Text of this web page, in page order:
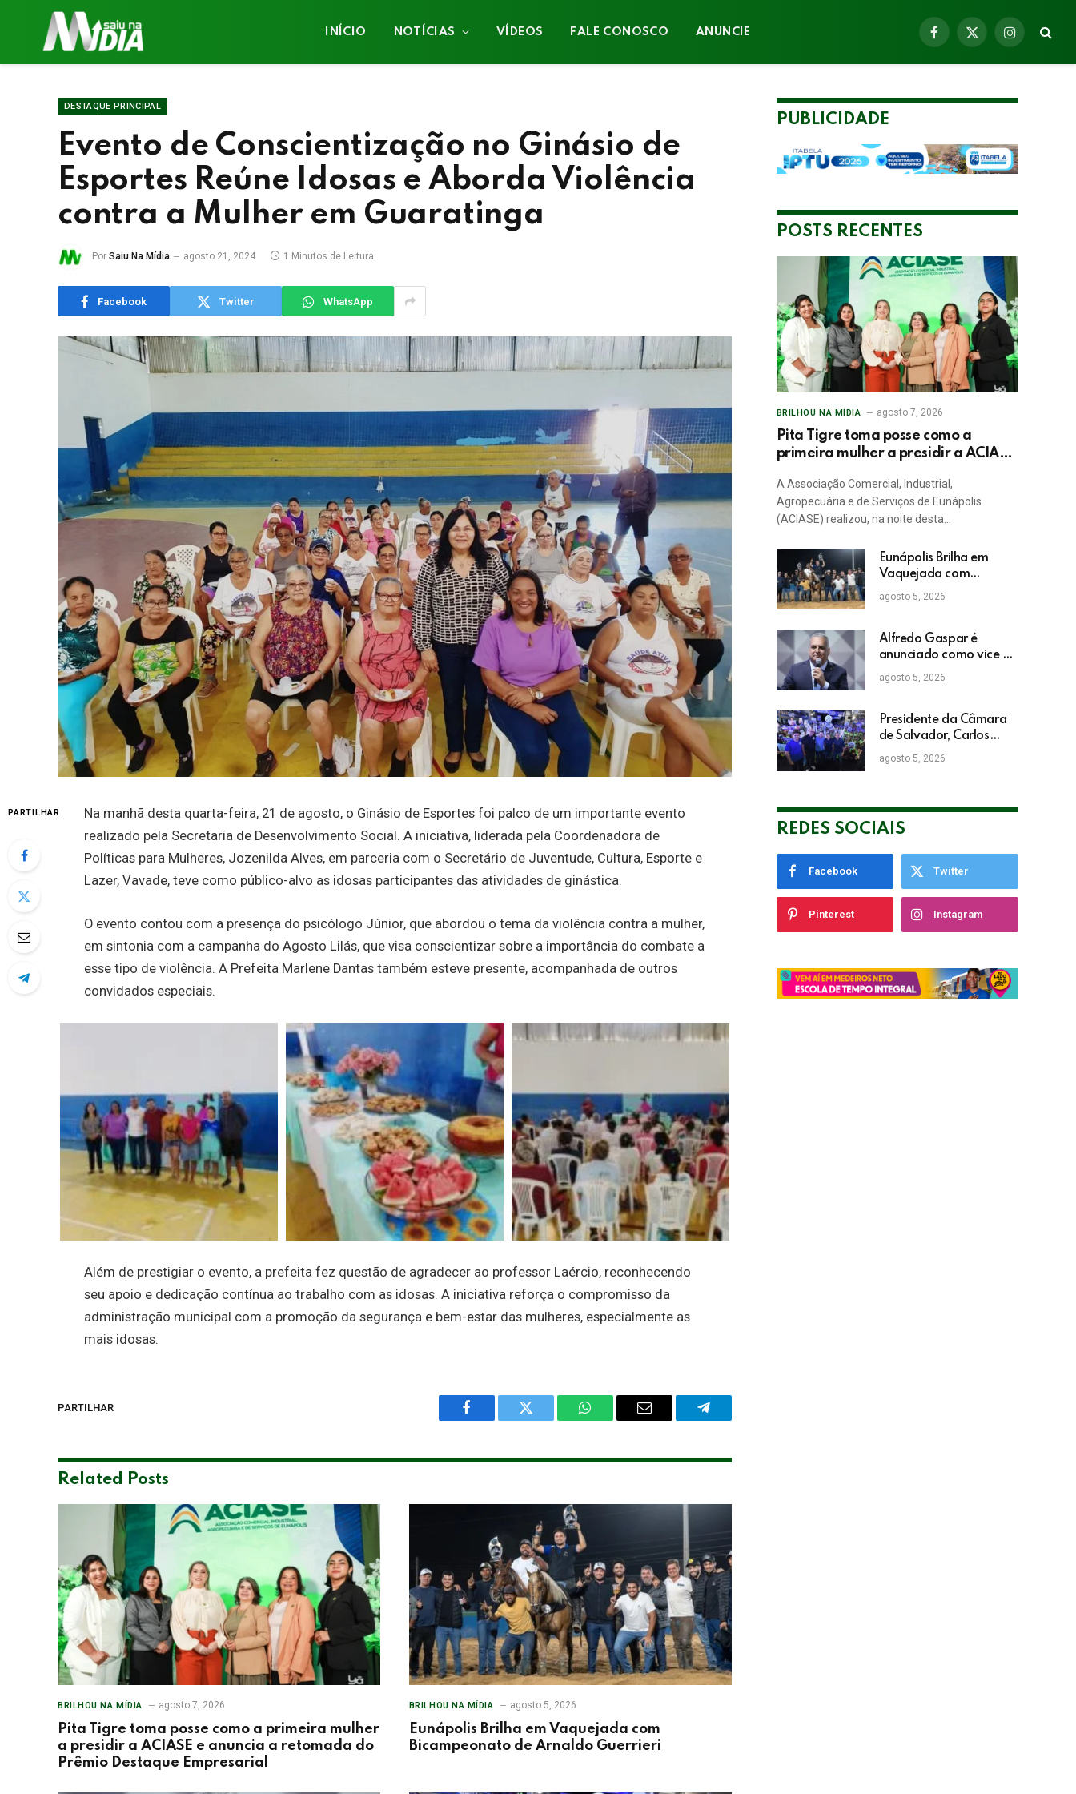
INÍCIO NOTÍCIAS VÍDEOS FALE CONOSCO ANUNCIE
Facebook
X
Instagram
DESTAQUE PRINCIPAL
Evento de Conscientização no Ginásio de
Esportes Reúne Idosas e Aborda Violência
contra a Mulher em Guaratinga
Por Saiu Na Mídia agosto 21, 2024 1 Minutos de Leitura
Facebook Twitter WhatsApp
PARTILHAR
Na manhã desta quarta-feira, 21 de agosto, o Ginásio de Esportes foi palco de um importante evento
realizado pela Secretaria de Desenvolvimento Social. A iniciativa, liderada pela Coordenadora de
Políticas para Mulheres, Jozenilda Alves, em parceria com o Secretário de Juventude, Cultura, Esporte e
Lazer, Vavade, teve como público-alvo as idosas participantes das atividades de ginástica.
O evento contou com a presença do psicólogo Júnior, que abordou o tema da violência contra a mulher,
em sintonia com a campanha do Agosto Lilás, que visa conscientizar sobre a importância do combate a
esse tipo de violência. A Prefeita Marlene Dantas também esteve presente, acompanhada de outros
convidados especiais.
Além de prestigiar o evento, a prefeita fez questão de agradecer ao professor Laércio, reconhecendo
seu apoio e dedicação contínua ao trabalho com as idosas. A iniciativa reforça o compromisso da
administração municipal com a promoção da segurança e bem-estar das mulheres, especialmente as
mais idosas.
PARTILHAR
Facebook Twitter WhatsAppEmail Telegram
Related Posts
BRILHOU NA MÍDIA agosto 7, 2026
Pita Tigre toma posse como a primeira mulher
a presidir a ACIASE e anuncia a retomada do
Prêmio Destaque Empresarial
BRILHOU NA MÍDIA agosto 5, 2026
Eunápolis Brilha em Vaquejada com
Bicampeonato de Arnaldo Guerrieri
PUBLICIDADE
POSTS RECENTES
BRILHOU NA MÍDIA agosto 7, 2026
Pita Tigre toma posse como a
primeira mulher a presidir a ACIASE
Destaque Empresarial
A Associação Comercial, Industrial,
Agropecuária e de Serviços de Eunápolis
(ACIASE) realizou, na noite desta…
Eunápolis Brilha em
Vaquejada com
Bicampeonato de
Arnaldo Guerrieri
agosto 5, 2026
Alfredo Gaspar é
anunciado como vice de
Flávio Bolsonaro
agosto 5, 2026
Presidente da Câmara
de Salvador, Carlos
Muniz confirma apoio a
ACM Neto: “Irei lutar
agosto 5, 2026
REDES SOCIAIS
Facebook Twitter
Pinterest Instagram